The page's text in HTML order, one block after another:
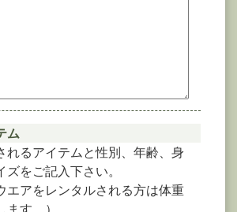
ム
れるアイテムと性別、年齢、身
をご記入下さい。
エアをレンタルされる方は体重